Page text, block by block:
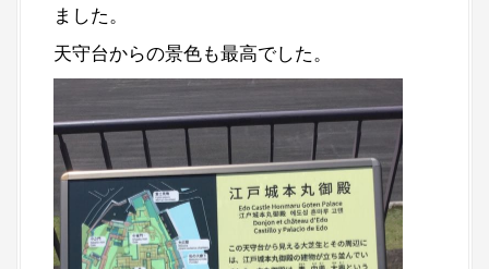
ました。
天守台からの景色も最高でした。